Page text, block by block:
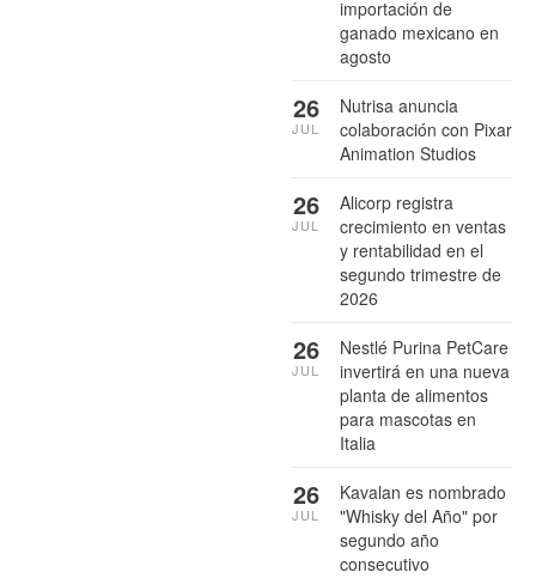
importación de
ganado mexicano en
agosto
Nutrisa anuncia
colaboración con Pixar
Animation Studios
26
JUL
Alicorp registra
crecimiento en ventas
y rentabilidad en el
segundo trimestre de
2026
26
JUL
Nestlé Purina PetCare
invertirá en una nueva
planta de alimentos
para mascotas en
Italia
26
JUL
Kavalan es nombrado
"Whisky del Año" por
segundo año
consecutivo
26
JUL